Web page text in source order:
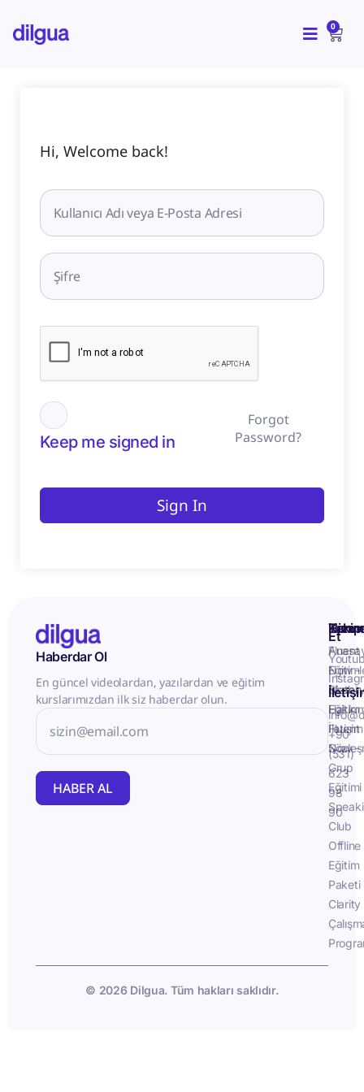
atla
0
Hi, Welcome back!
Keep me signed in
Forgot
Password?
Sign In
Haberdar Ol
En güncel videolardan, yazılardan ve eğitim
kurslarımızdan ilk siz haberdar olun.
HABER AL
İletişim
Fluent
Now -
Birebir
Eğitim
Fluent
Now -
Grup
Eğitimi
Club
Offline
Eğitim
Paketi
Clarity
Takip
Et
+90
(531)
623
98
90
© 2026 Dilgua. Tüm hakları saklıdır.